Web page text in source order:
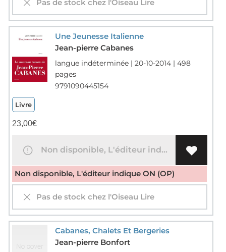
Pas de stock chez l'Oiseau Lire
Une Jeunesse Italienne
Jean-pierre Cabanes
langue indéterminée | 20-10-2014 | 498
pages
9791090445154
Livre
23,00€
Non disponible, L'éditeur indique ON (OP)
Non disponible, L'éditeur indique ON (OP)
Pas de stock chez l'Oiseau Lire
Cabanes, Chalets Et Bergeries
Jean-pierre Bonfort